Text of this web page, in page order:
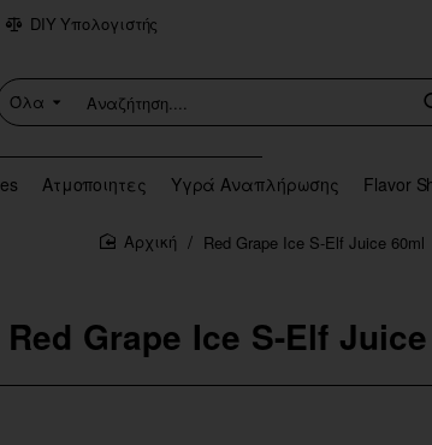
DIY Υπολογιστής
Όλα
Ατμοποιητες Υγρά Αναπλήρωσης Flavor
Red Grape Ice S-Elf
home
Red Grape Ice S-Elf Juice 60ml